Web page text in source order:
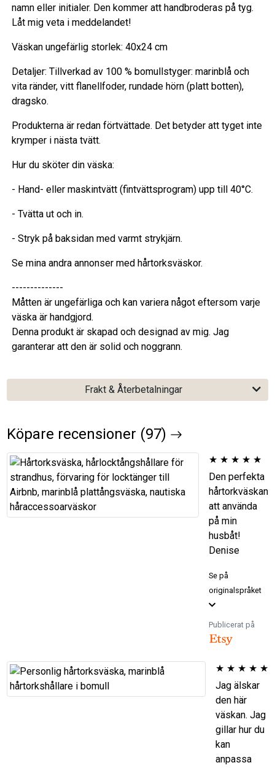
namn eller initialer. Den kommer att handbroderas på tyg.
Låt mig veta i meddelandet!
Väskan ungefärlig storlek: 40x24 cm
Detaljer: Tillverkad av 100 % bomullstyger: marinblå och
vita ränder, vitt flanellfoder, rundade hörn (platt botten),
dragsko.
Produkterna är redan förtvättade. Det betyder att tyget inte
krymper i nästa tvätt.
Hur du sköter din väska:
- Hand- eller maskintvätt (fintvättsprogram) upp till 40°C.
- Tvätta ut och in.
- Stryk på baksidan med varmt strykjärn.
Se mina andra annonser med hårtorksväskor.
--------------
Måtten är ungefärliga och kan variera något eftersom varje
väska är handgjord.
Denna produkt är skapad och designad av mig. Jag
garanterar att den är solid och noggrann.
Frakt & Återbetalningar
Köpare recensioner (97)
★ ★ ★ ★ ★
Den perfekta
hårtorkväskan
att använda
på min
husbåt!
Denise
Se på
originalspråket
Publicerat på
★ ★ ★ ★ ★
Jag älskar
den här
väskan. Jag
gillar hur du
kan
anpassa